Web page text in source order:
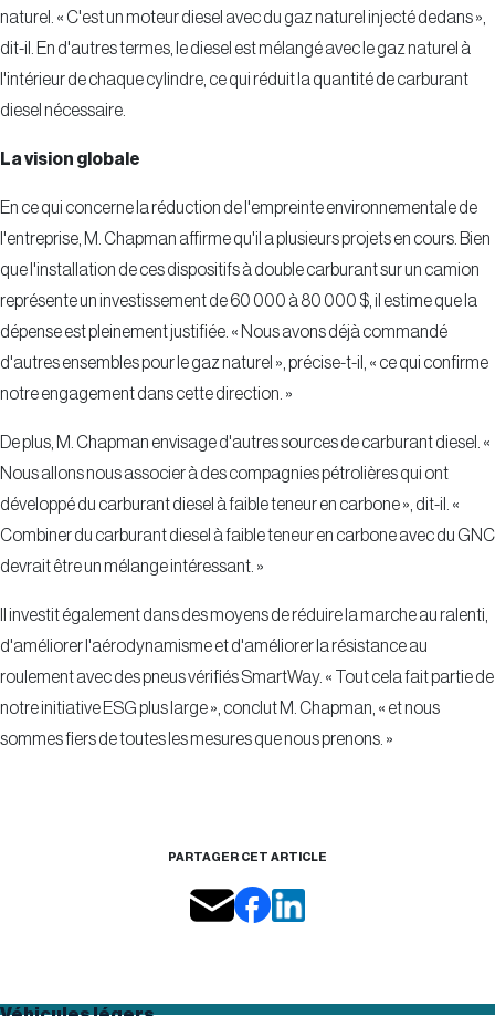
naturel. « C'est un moteur diesel avec du gaz naturel injecté dedans »,
dit-il. En d'autres termes, le diesel est mélangé avec le gaz naturel à
l'intérieur de chaque cylindre, ce qui réduit la quantité de carburant
diesel nécessaire.
La vision globale
En ce qui concerne la réduction de l'empreinte environnementale de
l'entreprise, M. Chapman affirme qu'il a plusieurs projets en cours. Bien
que l'installation de ces dispositifs à double carburant sur un camion
représente un investissement de 60 000 à 80 000 $, il estime que la
dépense est pleinement justifiée. « Nous avons déjà commandé
d'autres ensembles pour le gaz naturel », précise-t-il, « ce qui confirme
notre engagement dans cette direction. »
De plus, M. Chapman envisage d'autres sources de carburant diesel. «
Nous allons nous associer à des compagnies pétrolières qui ont
développé du carburant diesel à faible teneur en carbone », dit-il. «
Combiner du carburant diesel à faible teneur en carbone avec du GNC
devrait être un mélange intéressant. »
Il investit également dans des moyens de réduire la marche au ralenti,
d'améliorer l'aérodynamisme et d'améliorer la résistance au
roulement avec des pneus vérifiés SmartWay. « Tout cela fait partie de
notre initiative ESG plus large », conclut M. Chapman, « et nous
sommes fiers de toutes les mesures que nous prenons. »
PARTAGER CET ARTICLE